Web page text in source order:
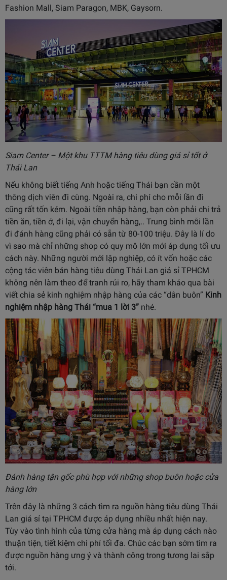
Fashion Mall, Siam Paragon, MBK, Gaysorn.
Siam Center – Một khu TTTM hàng tiêu dùng giá sỉ tốt ở
Thái Lan
Nếu không biết tiếng Anh hoặc tiếng Thái bạn cần một
thông dịch viên đi cùng. Ngoài ra, chi phí cho mỗi lần đi
cũng rất tốn kém. Ngoài tiền nhập hàng, bạn còn phải chi trả
tiền ăn, tiền ở, đi lại, vận chuyển hàng,.. Trung bình mỗi lần
đi đánh hàng cũng phải có sẵn từ 80-100 triệu. Đây là lí do
vì sao mà chỉ những shop có quy mô lớn mới áp dụng tối ưu
cách này. Những người mới lập nghiệp, có ít vốn hoặc các
cộng tác viên bán hàng tiêu dùng Thái Lan giá sỉ TPHCM
không nên làm theo để tranh rủi ro, hãy tham khảo qua bài
viết chia sẻ kinh nghiệm nhập hàng của các “dân buôn” Kinh
nghiệm nhập hàng Thái “mua 1 lời 3” nhé.
Đánh hàng tận gốc phù hợp với những shop buôn hoặc cửa
hàng lớn
Trên đây là những 3 cách tìm ra nguồn hàng tiêu dùng Thái
Lan giá sỉ tại TPHCM được áp dụng nhiều nhất hiện nay.
Tùy vào tình hình của từng cửa hàng mà áp dụng cách nào
thuận tiện, tiết kiệm chi phí tối đa. Chúc các bạn sớm tìm ra
được nguồn hàng ưng ý và thành công trong tương lai sắp
tới.